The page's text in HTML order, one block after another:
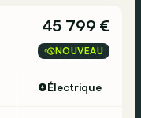
45 799 €
NOUVEAU
Électrique